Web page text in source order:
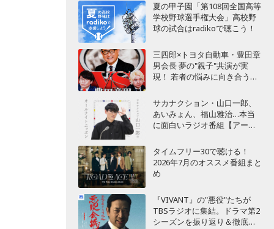
夏の甲子園「第108回全国高等
学校野球選手権大会」高校野
球の試合はradikoで聴こう！
三四郎×トヨタ自動車・豊田章
男会長 夢の"親子"共演が実
現！ 若者の悩みに向き合うポ
サカナクション・山口一郎、
あいみょん、福山雅治…本当
に面白いラジオ番組【アーテ
タイムフリー30で聴ける！
2026年7月のオススメ番組まと
め
『VIVANT』の"悪役"たちが
TBSラジオに集結。ドラマ第2
シーズンを振り返り＆徹底考